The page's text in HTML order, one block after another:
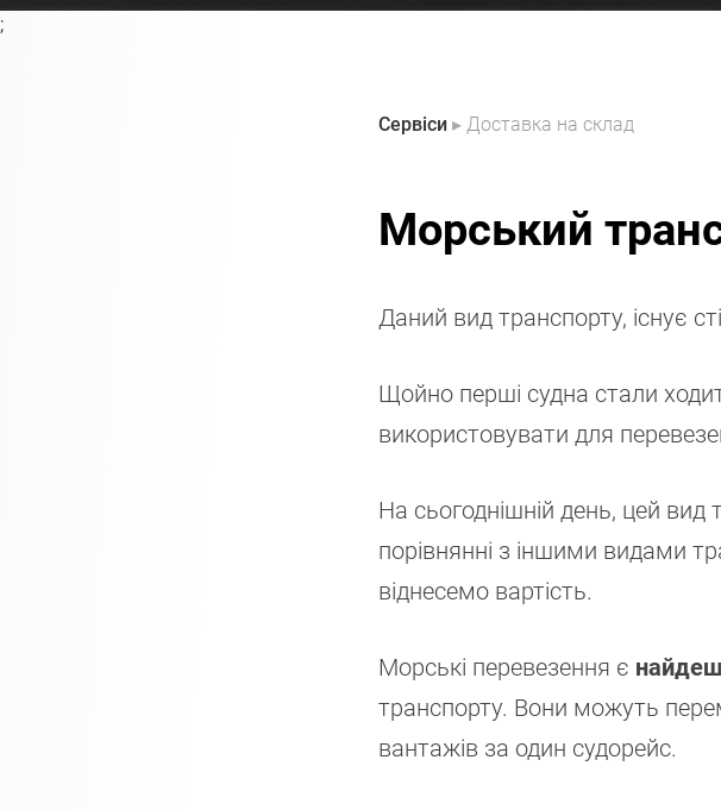
;
Сервіси ▸ Доставка на склад
Морський
Даний вид транспорту, існує
Щойно перші судна стали
використовувати для
На сьогоднішній день, цей вид
порівнянні з іншими видами
віднесемо вартість.
Морські перевезення є
транспорту. Вони можуть
вантажів за один судорейс.